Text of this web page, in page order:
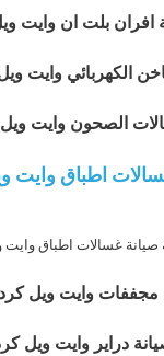
افران بلت ان وايت
الكهربائي وايت
الصحون وايت
اطباق وايت
صيانة غسالات اطباق وايت
مجففات وايت ويل
دراير وايت ويل